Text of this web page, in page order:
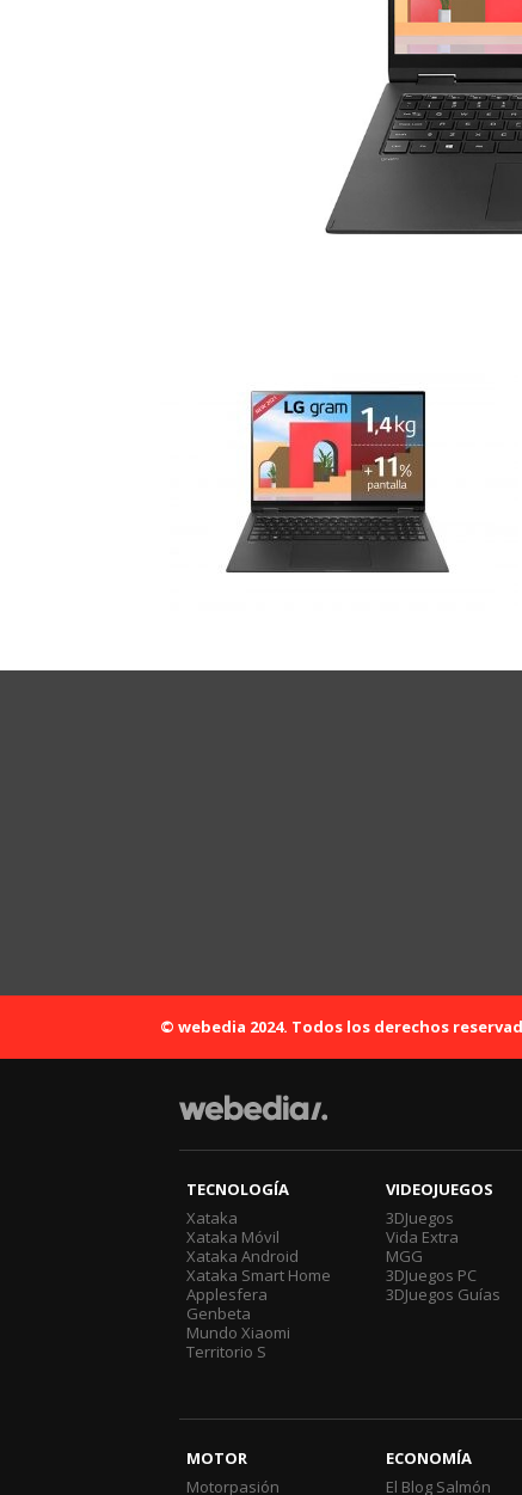
© webedia 2024. Todos los derechos
TECNOLOGÍA
Xataka
Xataka Móvil
Xataka Android
Xataka Smart Home
Applesfera
Genbeta
Mundo Xiaomi
Territorio S
VIDEOJUEGOS
3DJuegos
Vida Extra
MGG
3DJuegos PC
3DJuegos Guías
MOTOR
Motorpasión
ECONOMÍA
El Blog Salmón